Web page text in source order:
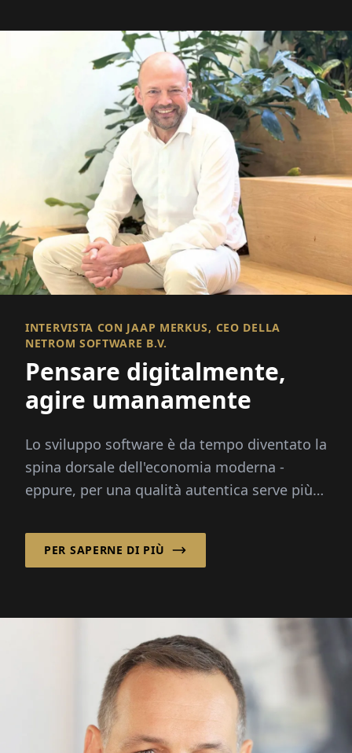
INTERVISTA CON JAAP MERKUS, CEO DELLA
NETROM SOFTWARE B.V.
Pensare digitalmente,
agire umanamente
Lo sviluppo software è da tempo diventato la
spina dorsale dell'economia moderna -
eppure, per una qualità autentica serve più
PER SAPERNE DI PIÙ